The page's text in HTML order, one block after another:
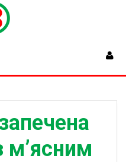
м’ясним